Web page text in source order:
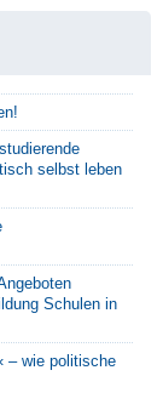
selbst leben
Schulen in
– wie politische